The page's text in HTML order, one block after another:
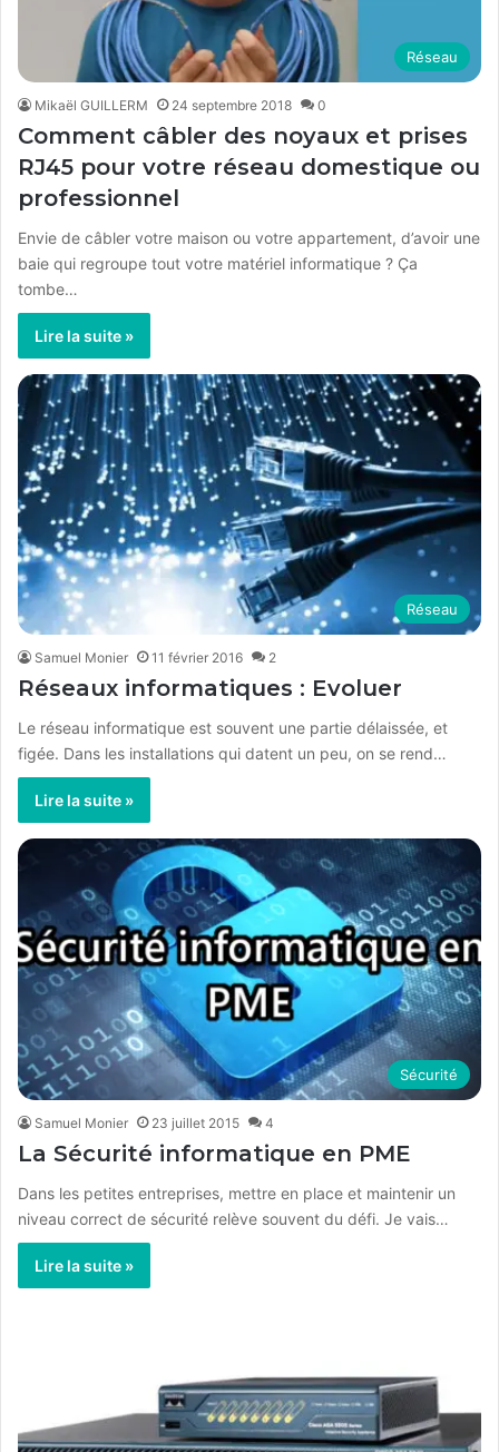
Réseau
Mikaël GUILLERM 24 septembre 2018 0
Comment câbler des noyaux et prises
RJ45 pour votre réseau domestique ou
professionnel
Envie de câbler votre maison ou votre appartement, d’avoir une
baie qui regroupe tout votre matériel informatique ? Ça
tombe…
Lire la suite »
Réseau
Samuel Monier 11 février 2016 2
Réseaux informatiques : Evoluer
Le réseau informatique est souvent une partie délaissée, et
figée. Dans les installations qui datent un peu, on se rend…
Lire la suite »
Sécurité
Samuel Monier 23 juillet 2015 4
La Sécurité informatique en PME
Dans les petites entreprises, mettre en place et maintenir un
niveau correct de sécurité relève souvent du défi. Je vais…
Lire la suite »